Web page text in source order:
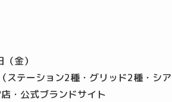
金）
ステーション2種・グリッド2種・シ
・公式ブランドサイト